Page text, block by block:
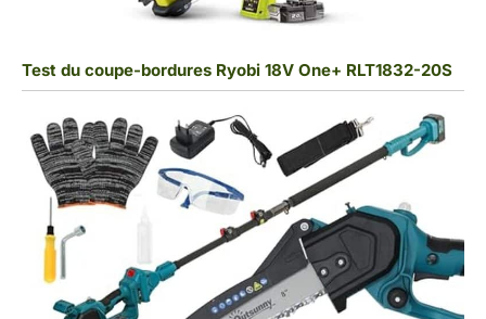
Test du coupe-bordures Ryobi 18V One+ RLT1832-20S